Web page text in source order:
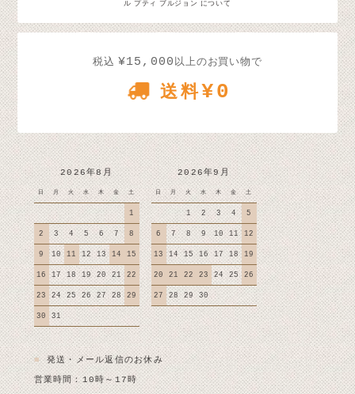
ル プティ ブルジョン について
税込 ¥15,000 以上のお買い物で
送料¥0
2026年8月
日 月 火 水 木 金 土
1
2 3 4 5 6 7 8
9 10 11 12 13 14 15
16 17 18 19 20 21 22
23 24 25 26 27 28 29
30 31
2026年9月
日 月 火 水 木 金 土
1 2 3 4 5
6 7 8 9 10 11 12
13 14 15 16 17 18 19
20 21 22 23 24 25 26
27 28 29 30
■発送・メール返信のお休み
営業時間：10時～17時